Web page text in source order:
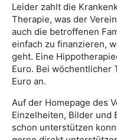
Leider zahlt die
Therapie, was der
auch die betroffenen
einfach zu finanzieren,
geht. Eine
Euro. Bei wöchentlicher
Euro an.
Auf der Homepage des
Einzelheiten, Bilder und
schon unterstützen